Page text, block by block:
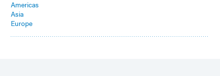
Americas
Asia
Europe